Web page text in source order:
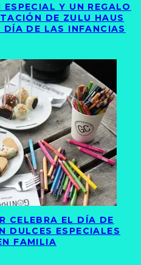
Y UN REGALO
DE ZULU HAUS
DÍA DE LAS INFANCIAS
CELEBRA EL DÍA DE
DULCES ESPECIALES
FAMILIA